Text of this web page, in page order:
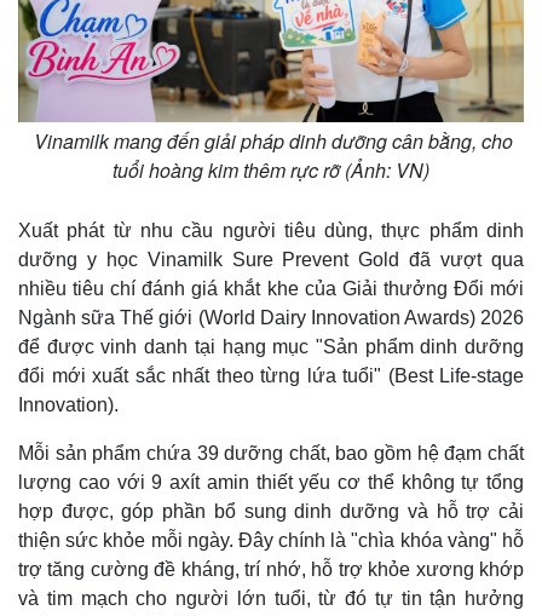
Vinamilk mang đến giải pháp dinh dưỡng cân bằng, cho
tuổi hoàng kim thêm rực rỡ (Ảnh: VN)
Xuất phát từ nhu cầu người tiêu dùng, thực phẩm dinh
dưỡng y học Vinamilk Sure Prevent Gold đã vượt qua
nhiều tiêu chí đánh giá khắt khe của Giải thưởng Đổi mới
Ngành sữa Thế giới (World Dairy Innovation Awards) 2026
để được vinh danh tại hạng mục "Sản phẩm dinh dưỡng
đổi mới xuất sắc nhất theo từng lứa tuổi" (Best Life-stage
Innovation).
Mỗi sản phẩm chứa 39 dưỡng chất, bao gồm hệ đạm chất
lượng cao với 9 axít amin thiết yếu cơ thể không tự tổng
hợp được, góp phần bổ sung dinh dưỡng và hỗ trợ cải
thiện sức khỏe mỗi ngày. Đây chính là "chìa khóa vàng" hỗ
trợ tăng cường đề kháng, trí nhớ, hỗ trợ khỏe xương khớp
và tim mạch cho người lớn tuổi, từ đó tự tin tận hưởng